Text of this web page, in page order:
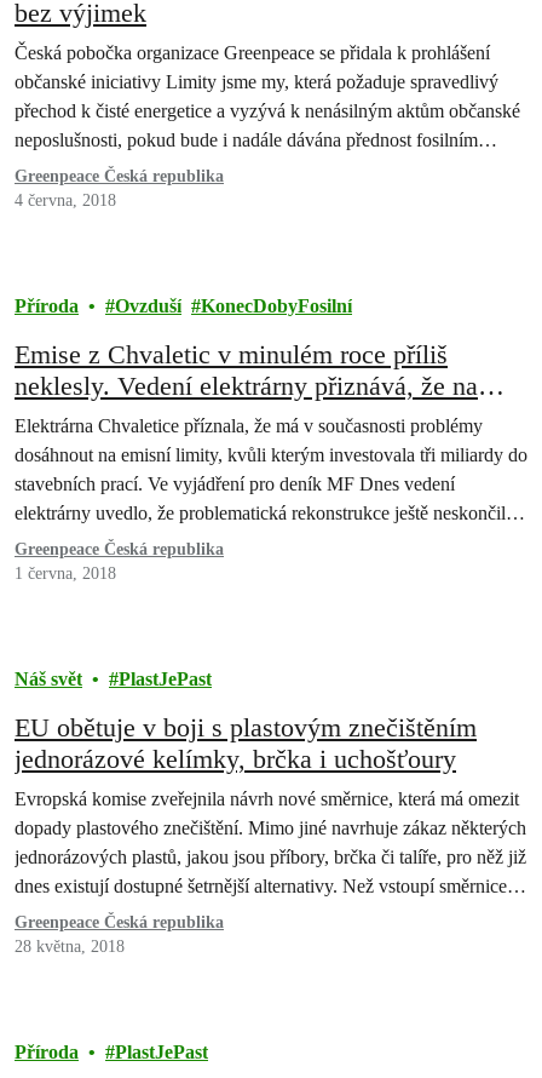
bez výjimek
Česká pobočka organizace Greenpeace se přidala k prohlášení
občanské iniciativy Limity jsme my, která požaduje spravedlivý
přechod k čisté energetice a vyzývá k nenásilným aktům občanské
neposlušnosti, pokud bude i nadále dávána přednost fosilním
palivům před ochranou globálního klimatu a bezpečnou
budoucností lidstva.
Greenpeace Česká republika
4 června, 2018
Příroda Ovzduší KonecDobyFosilní
Emise z Chvaletic v minulém roce příliš
neklesly. Vedení elektrárny přiznává, že na
vině je zpackaná rekonstrukce
Elektrárna Chvaletice příznala, že má v současnosti problémy
dosáhnout na emisní limity, kvůli kterým investovala tři miliardy do
stavebních prací. Ve vyjádření pro deník MF Dnes vedení
elektrárny uvedlo, že problematická rekonstrukce ještě neskončila a
že úpravy stále pokračují. (1)
Greenpeace Česká republika
1 června, 2018
Náš svět PlastJePast
EU obětuje v boji s plastovým znečištěním
jednorázové kelímky, brčka i uchošťoury
Evropská komise zveřejnila návrh nové směrnice, která má omezit
dopady plastového znečištění. Mimo jiné navrhuje zákaz některých
jednorázových plastů, jakou jsou příbory, brčka či talíře, pro něž již
dnes existují dostupné šetrnější alternativy. Než vstoupí směrnice v
platnost, musí ji schválit členské státy EU a Evropský parlament.
Greenpeace Česká republika
28 května, 2018
Příroda PlastJePast